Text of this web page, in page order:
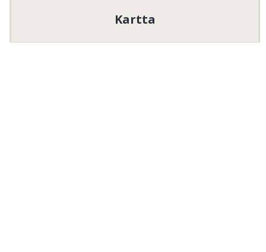
Ilmainen kalastus lapsille ja nuorille
Kartta